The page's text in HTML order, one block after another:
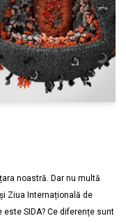
noastră. Dar nu multă
Ziua Internațională de
este SIDA? Ce diferențe sunt